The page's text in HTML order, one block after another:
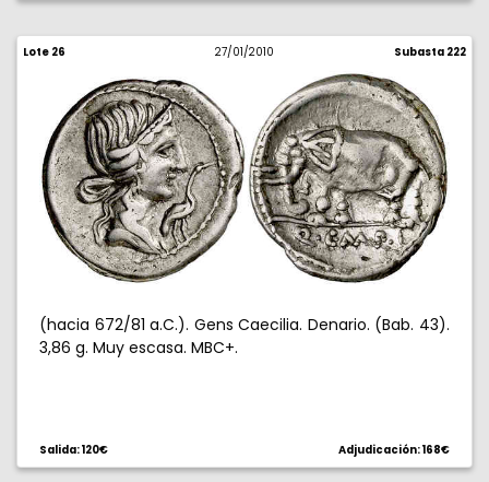
Lote 26 27/01/2010 Subasta 222
(hacia 672/81 a.C.). Gens Caecilia. Denario. (Bab. 43).
3,86 g. Muy escasa. MBC+.
Salida: 120€ Adjudicación: 168€